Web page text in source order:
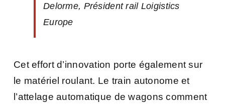
Delorme, Président rail Loigistics
Europe
Cet effort d’innovation porte également sur
le matériel roulant. Le train autonome et
l’attelage automatique de wagons comment